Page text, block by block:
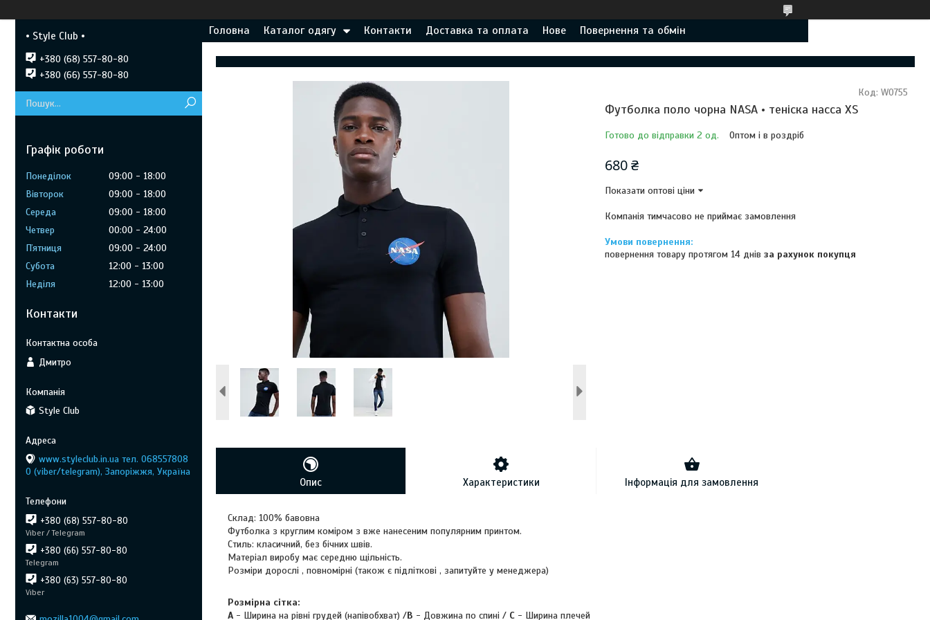
Головна Каталог одягу Контакти Доставка та оплата Нове Повернення та обмін
Футболка поло чорна NASA • теніска насса XS
Готово до відправки 2 од. Оптом і в роздріб
Код: W0755
680 ₴
Показати оптові ціни
Компанія тимчасово не приймає замовлення
повернення товару протягом 14 днівза рахунок покупця
Опис Характеристики Інформація для замовлення
Склад: 100% бавовна
Футболка з круглим коміром з вже нанесеним популярним принтом.
Стиль: класичний, без бічних швів.
Матеріал виробу має середню щільність.
Розміри дорослі , повномірні (також є підліткові , запитуйте у менеджера)
Розмірна сітка:
A - Ширина на рівні грудей (напівобхват) /B - Довжина по спині / C - Ширина плечей
• Style Club •
+380 (68) 557-80-80
+380 (66) 557-80-80
Графік роботи
Понеділок 09:00
18:00
Вівторок
09:00
18:00
Середа
09:00
18:00
Четвер
00:00
24:00
Пʼятниця
09:00
24:00
Субота
12:00
13:00
Неділя
12:00 13:00
Контакти
Дмитро
Style Club
www.styleclub.in.ua тел. 068557808
0 (viber/telegram), Запоріжжя, Україна
+380 (68) 557-80-80
Viber / Telegram
+380 (66) 557-80-80
Telegram
+380 (63) 557-80-80
Viber